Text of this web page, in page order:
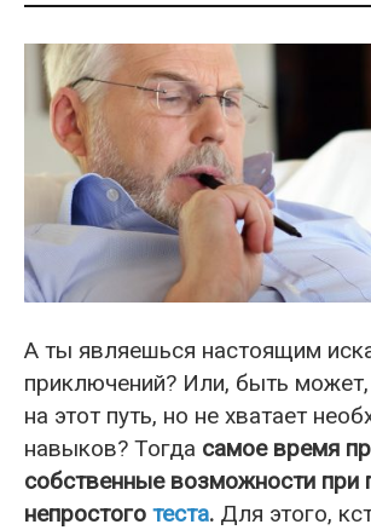
А ты являешься настоящим
приключений? Или, быть может,
на этот путь, но не хватает
навыков? Тогда самое время
собственные возможности
непростого теста. Для этого,